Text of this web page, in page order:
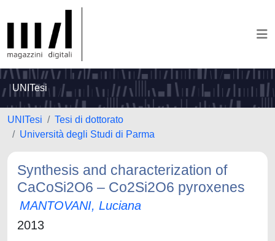
UNITesi
UNITesi
Tesi di dottorato
Università degli Studi di Parma
Synthesis and characterization of
CaCoSi2O6 – Co2Si2O6 pyroxenes
MANTOVANI, Luciana
2013